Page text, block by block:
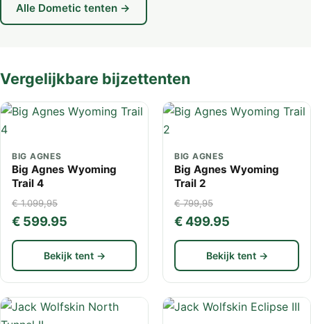
Alle Dometic tenten →
Vergelijkbare bijzettenten
BIG AGNES
Big Agnes Wyoming
Trail 4
€ 1.099,95
€ 599.95
Bekijk tent →
BIG AGNES
Big Agnes Wyoming
Trail 2
€ 799,95
€ 499.95
Bekijk tent →